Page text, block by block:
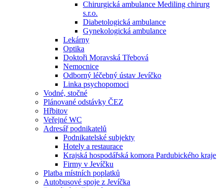
Chirurgická ambulance Mediling chirurg
s.r.o.
Diabetologická ambulance
Gynekologická ambulance
Lekárny
Optika
Doktoři Moravská Třebová
Nemocnice
Odborný léčebný ústav Jevíčko
Linka psychopomoci
Vodné, stočné
Plánované odstávky ČEZ
Hřbitov
Veřejné WC
Adresář podnikatelů
Podnikatelské subjekty
Hotely a restaurace
Krajská hospodářská komora Pardubického kraje
Firmy v Jevíčku
Platba místních poplatků
Autobusové spoje z Jevíčka